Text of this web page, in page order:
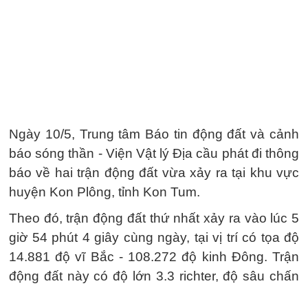
Ngày 10/5, Trung tâm Báo tin động đất và cảnh
báo sóng thần - Viện Vật lý Địa cầu phát đi thông
báo về hai trận động đất vừa xảy ra tại khu vực
huyện Kon Plông, tỉnh Kon Tum.
Theo đó, trận động đất thứ nhất xảy ra vào lúc 5
giờ 54 phút 4 giây cùng ngày, tại vị trí có tọa độ
14.881 độ vĩ Bắc - 108.272 độ kinh Đông. Trận
động đất này có độ lớn 3.3 richter, độ sâu chấn